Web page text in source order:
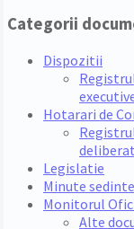
Categorii
Dispozitii
Hotarari de
Legislatie
Minute sedinte
Monitorul
Alte